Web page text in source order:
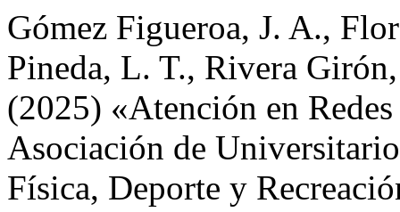
Gómez Figueroa, J. A.,
Pineda, L. T., Rivera
(2025) «Atención en
Asociación de
Física, Deporte y